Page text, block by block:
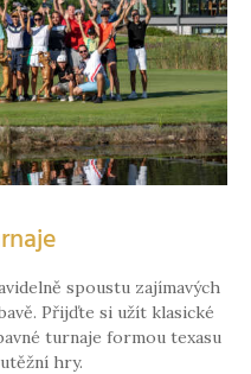
spoustu zajímavých
Přijďte si užít klasické
turnaje formou texasu
hry.